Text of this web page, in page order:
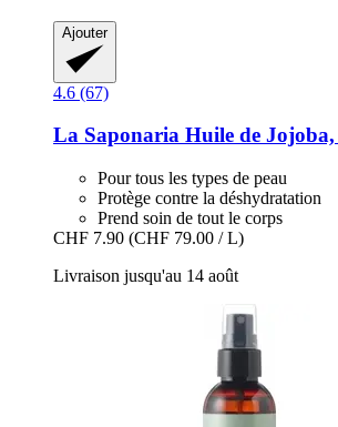
Ajouter
4.6 (67)
La Saponaria Huile de
Pour tous les types de peau
Protège contre la déshydratation
Prend soin de tout le corps
CHF 7.90 (CHF 79.00 / L)
Livraison jusqu'au 14 août